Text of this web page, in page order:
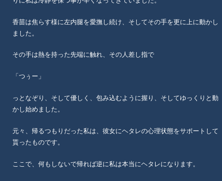
香苗は焦らす様に左内腿を愛撫し続け、そしてその手を更に上に動かし
ました。
その手は熱を持った先端に触れ、その人差し指で
「つぅー」
っとなぞり、そして優しく、包み込むように握り、そしてゆっくりと動
かし始めました。
元々、帰るつもりだった私は、彼女にヘタレの心理状態をサポートして
貰ったものです。
ここで、何もしないで帰れば逆に私は本当にヘタレになります。